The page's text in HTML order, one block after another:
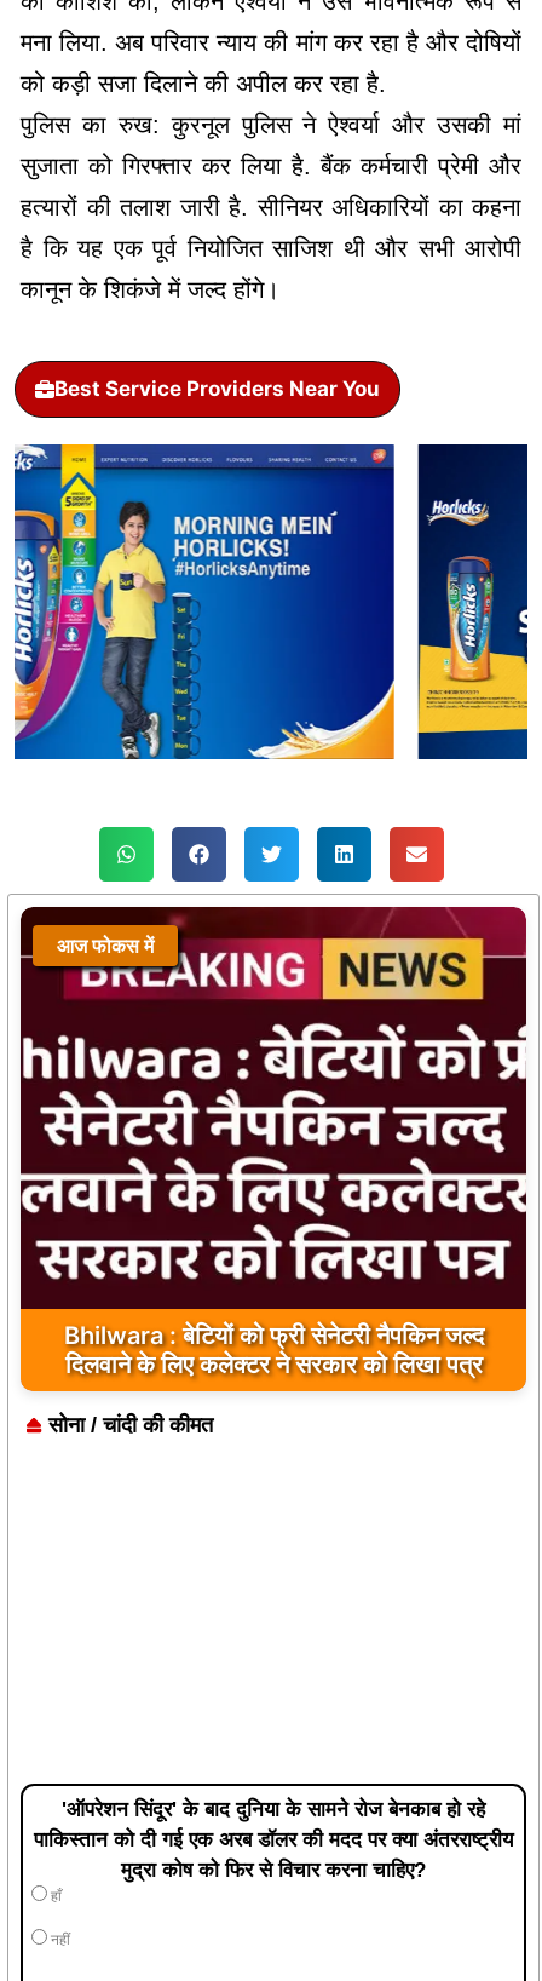
मना लिया. अब परिवार न्याय की मांग कर रहा है और दोषियों
को कड़ी सजा दिलाने की अपील कर रहा है.
पुलिस का रुख: कुरनूल पुलिस ने ऐश्वर्या और उसकी मां
सुजाता को गिरफ्तार कर लिया है. बैंक कर्मचारी प्रेमी और
हत्यारों की तलाश जारी है. सीनियर अधिकारियों का कहना
है कि यह एक पूर्व नियोजित साजिश थी और सभी आरोपी
कानून के शिकंजे में जल्द होंगे।
Best Service Providers Near You
आज फोकस में
Bhilwara : बेटियों को फ्री सेनेटरी नैपकिन जल्द
दिलवाने के लिए कलेक्टर ने सरकार को लिखा पत्र
सोना / चांदी की कीमत
'ऑपरेशन सिंदूर' के बाद दुनिया के सामने रोज बेनकाब हो रहे
पाकिस्तान को दी गई एक अरब डॉलर की मदद पर क्या अंतरराष्ट्रीय
मुद्रा कोष को फिर से विचार करना चाहिए?
हाँ
नहीं